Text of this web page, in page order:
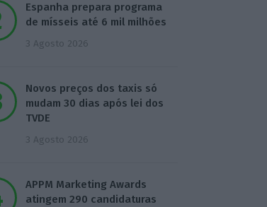
Espanha prepara programa
de mísseis até 6 mil milhões
3 Agosto 2026
Novos preços dos taxis só
mudam 30 dias após lei dos
TVDE
3 Agosto 2026
APPM Marketing Awards
atingem 290 candidaturas